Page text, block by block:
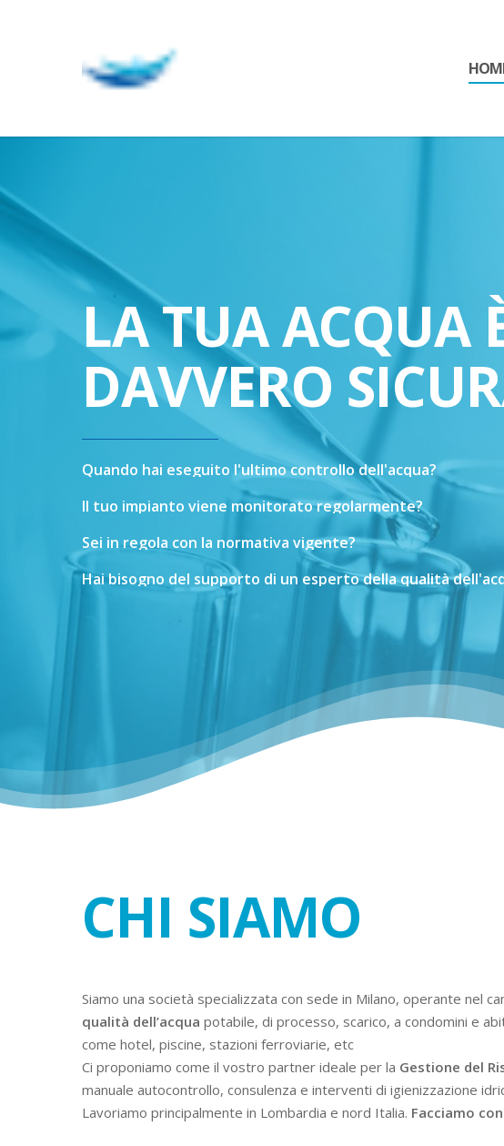
LA TUA ACQUA
DAVVERO
Quando hai eseguito l'ultimo controllo dell'acqua?
Il tuo impianto viene monitoratoregolarmente?
Sei in regola con la normativa vigente?
Hai bisogno del supporto di un espertodellaqualità
CHI SIAMO
Siamo una società specializzata con sede in Milano, operante nel
qualità dell’acquapotabile, di processo, scarico, a condomini e
come hotel, piscine, stazioni ferroviarie, etc
Ci proponiamo come il vostro partner ideale per la Gestione del
manuale autocontrollo, consulenza e interventi di igienizzazione
Lavoriamo principalmente in Lombardia e nord Italia. Facciamo